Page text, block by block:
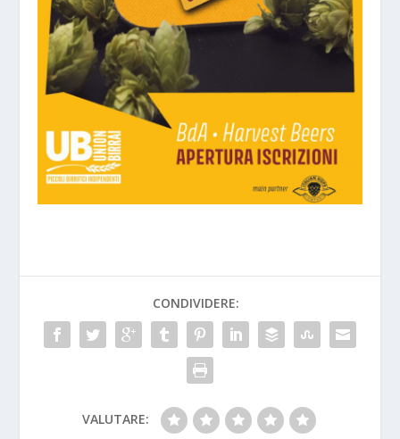
CONDIVIDERE:
VALUTARE: